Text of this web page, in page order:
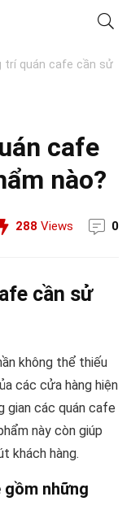
trí quán cafe cần sử
cafe
nào?
288 Views 0
cần sử
không thể thiếu
các cửa hàng hiện
gian các quán cafe
này còn giúp
khách hàng.
những